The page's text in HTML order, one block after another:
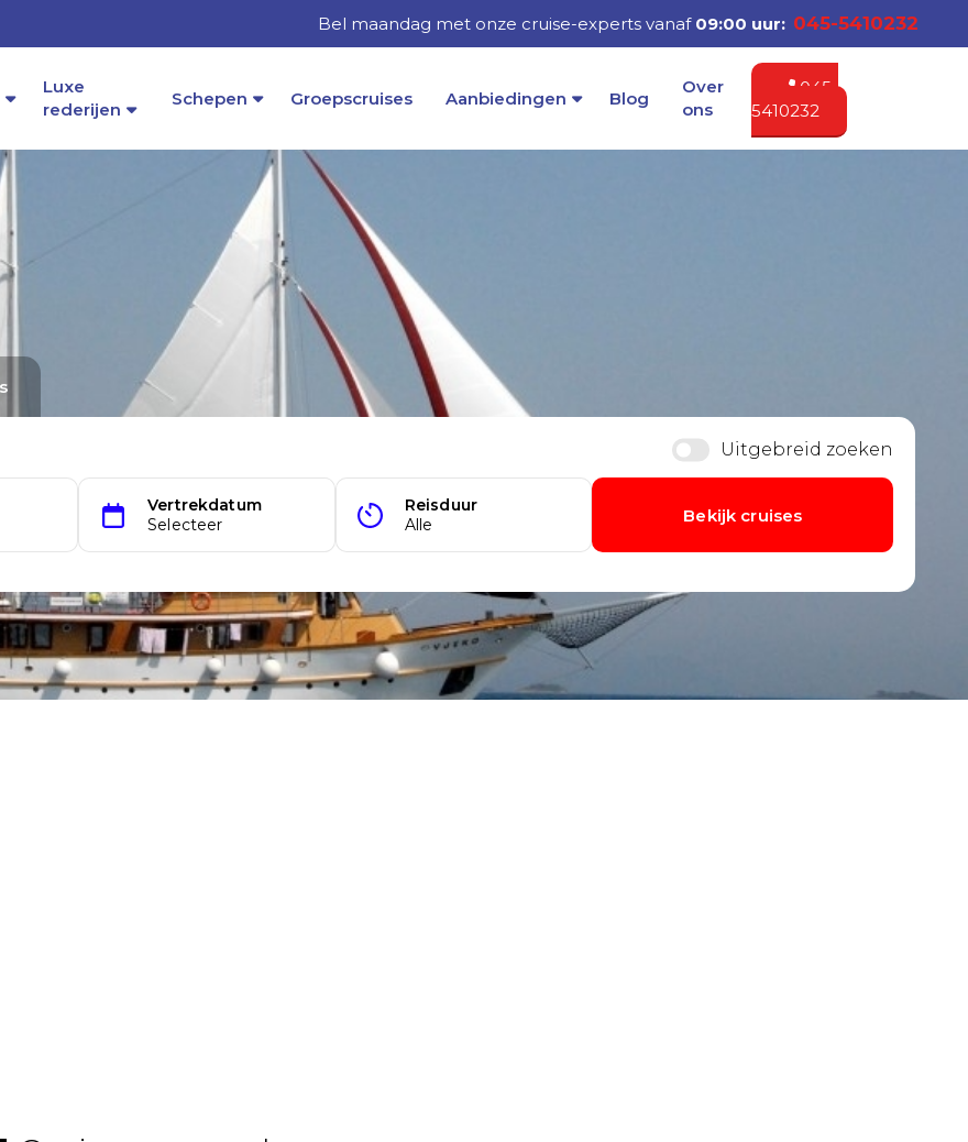
Bel maandag met onze cruise-experts vanaf 09:00 uur: 045-5410232
Luxe
rederijen
Schepen Groepscruises Aanbiedingen Blog
Over
ons
045-
5410232